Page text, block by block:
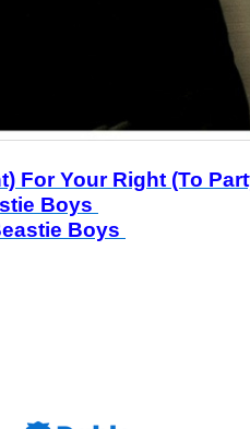
For Your Right (To
Boys
Boys